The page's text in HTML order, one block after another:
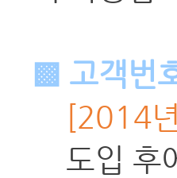
▩ 고객번
[2014
도입 후